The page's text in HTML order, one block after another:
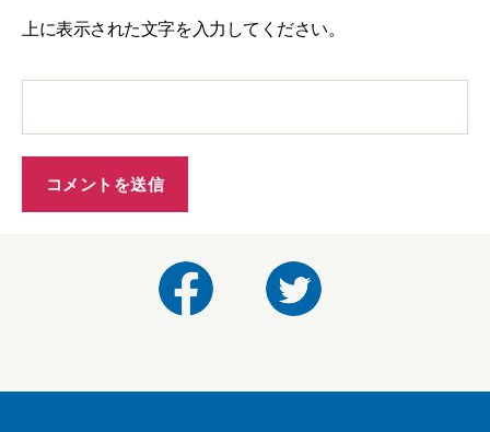
上に表示された文字を入力してください。